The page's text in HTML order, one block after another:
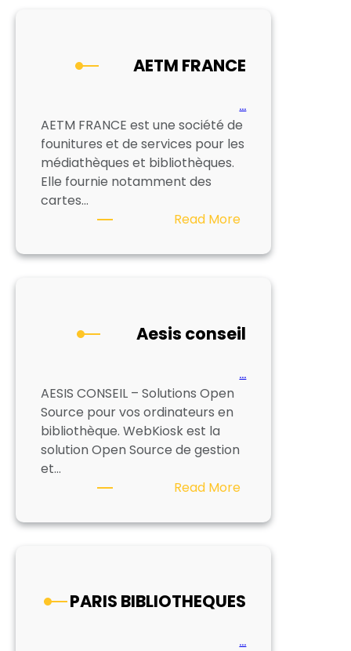
AETM FRANCE
…
AETM FRANCE est une société de
founitures et de services pour les
médiathèques et bibliothèques.
Elle fournie notamment des
cartes…
Read More:
FRANCE
Aesis conseil
…
AESIS CONSEIL – Solutions Open
Source pour vos ordinateurs en
bibliothèque. WebKiosk est la
solution Open Source de gestion
et…
Read More:
conseil
PARIS BIBLIOTHEQUES
…